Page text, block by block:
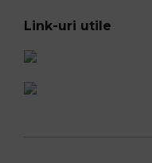
Link-uri utile